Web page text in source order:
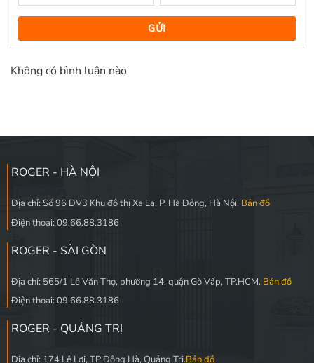
GỬI
Không có bình luận nào
ROGER - HÀ NỘI
Địa chỉ: Số 96 DV3 Khu đô thị Xa La, P. Hà Đông, Hà Nội. Bản đồ
Điện thoại: 09.66.88.3186
ROGER - SÀI GÒN
Địa chỉ: 565/1 Lê Văn Thọ, phường 14, quận Gò Vấp, TP.HCM. Bản đồ
Điện thoại: 09.66.88.3186
ROGER - QUẢNG TRỊ
Địa chỉ: 174 Lê Lợi, TP Đông Hà, Quảng Trị.Bản đồ